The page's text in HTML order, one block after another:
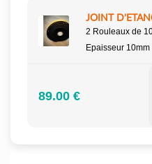
JOINT
2 Rouleaux de
Epaisseur
89.00 €